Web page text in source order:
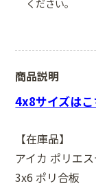
ください。
商品説明
4x8サイズはこ
【在庫品】
アイカ ポリエ
3x6 ポリ合板